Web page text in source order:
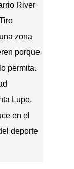
River
zona
porque
permita.
Lupo,
en el
deporte